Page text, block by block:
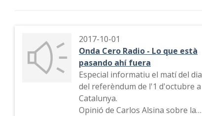
2017-10-01
Onda Cero Radio - Lo que està
pasando ahí fuera
Especial informatiu el matí del dia
del referèndum de l'1 d'octubre a
Catalunya.
Opinió de Carlos Alsina sobre la